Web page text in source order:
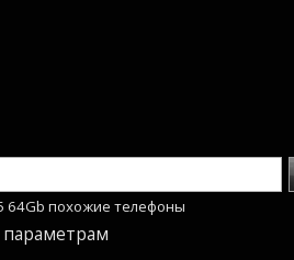
64Gb похожие телефоны